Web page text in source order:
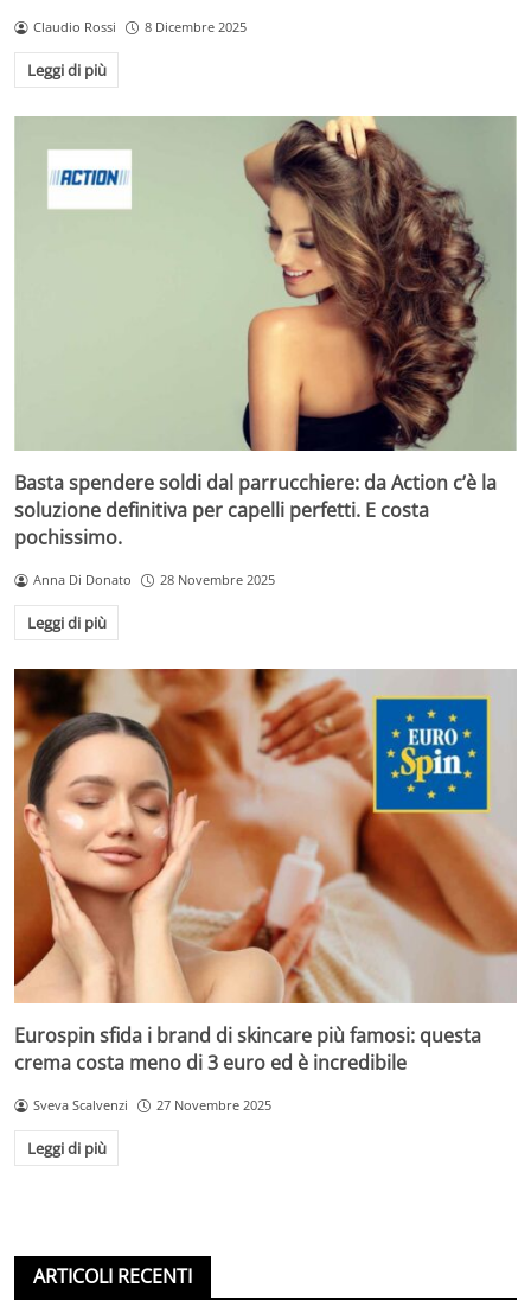
Claudio Rossi 8 Dicembre 2025
Leggi di più
Basta spendere soldi dal parrucchiere: da Action c’è la
soluzione definitiva per capelli perfetti. E costa
pochissimo.
Anna Di Donato 28 Novembre 2025
Leggi di più
Eurospin sfida i brand di skincare più famosi: questa
crema costa meno di 3 euro ed è incredibile
Sveva Scalvenzi 27 Novembre 2025
Leggi di più
ARTICOLI RECENTI